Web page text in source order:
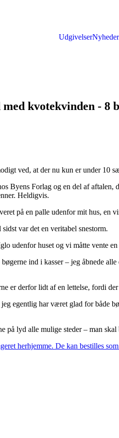
UdgivelserNyheder
med kvotekvinden - 8
ved, at der nu kun er under 10
Byens Forlag og en del af
Heldigvis.
på en palle udenfor mit hus, en
var det en veritabel snestorm.
udenfor huset og vi måtte vente
ind i kasser – jeg åbnede
er derfor lidt af en lettelse, fordi
egentlig har været glad for både
på lyd alle mulige steder – man
herhjemme. De kan bestilles